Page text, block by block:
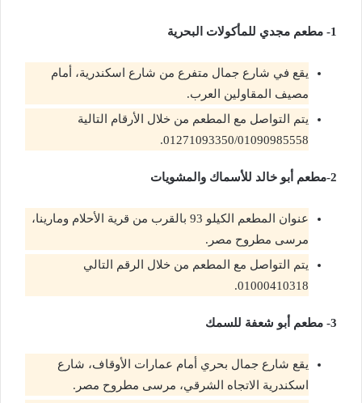
1- مطعم مجدي للمأكولات البحرية
يقع في شارع جمال متفرع من شارع اسكندرية، أمام
مصيف المقاولين العرب.
يتم التواصل مع المطعم من خلال الأرقام التالية
01271093350/01090985558.
2-مطعم أبو خالد للأسماك والمشويات
عنوان المطعم الكيلو 93 بالقرب من قرية الأحلام ومارينا،
مرسى مطروح مصر.
يتم التواصل مع المطعم من خلال الرقم التالي
01000410318.
3- مطعم أبو شعفة للسمك
يقع شارع جمال بحري أمام عمارات الأوقاف، شارع
اسكندرية الاتجاه الشرقي، مرسى مطروح مصر.